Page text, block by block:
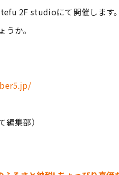
2F studioにて開催します
うか。
編集部）